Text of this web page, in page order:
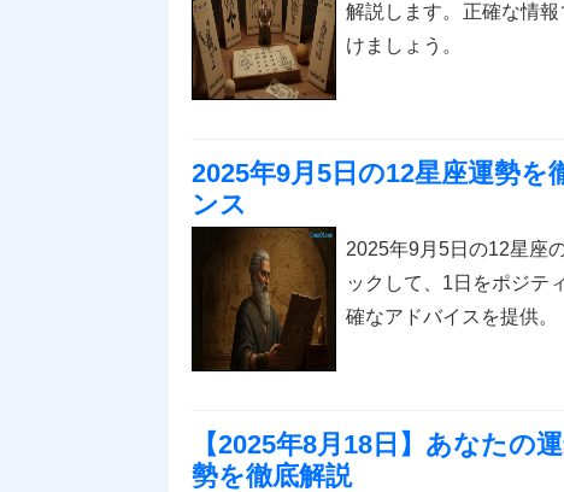
解説します。正確な情
けましょう。
2025年9月5日の12星座運勢
ンス
2025年9月5日の12星座
ックして、1日をポジテ
確なアドバイスを提供。
【2025年8月18日】あなたの
勢を徹底解説